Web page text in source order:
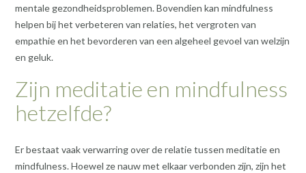
mentale gezondheidsproblemen. Bovendien kan mindfulness
helpen bij het verbeteren van relaties, het vergroten van
empathie en het bevorderen van een algeheel gevoel van welzijn
en geluk.
Zijn meditatie en mindfulness
hetzelfde?
Er bestaat vaak verwarring over de relatie tussen meditatie en
mindfulness. Hoewel ze nauw met elkaar verbonden zijn, zijn het